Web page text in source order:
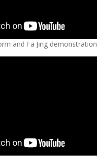
and Fa Jing demonstration